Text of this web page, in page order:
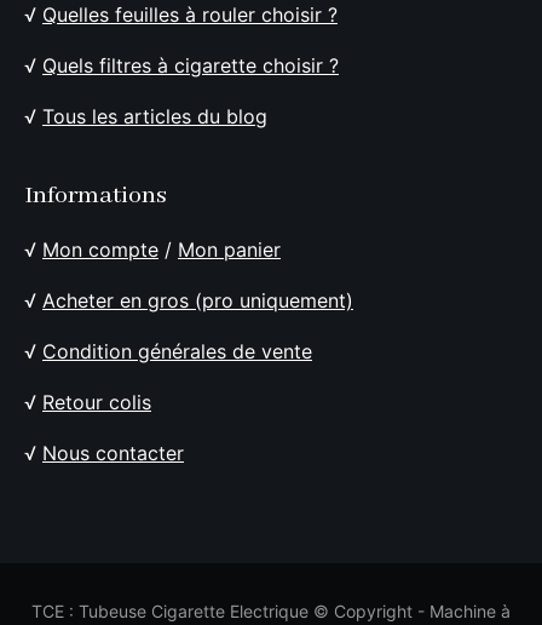
√ Quelles feuilles à rouler choisir ?
√ Quels filtres à cigarette choisir ?
√ Tous les articles du blog
Informations
√ Mon compte / Mon panier
√ Acheter en gros (pro uniquement)
√ Condition générales de vente
√ Retour colis
√ Nous contacter
TCE : Tubeuse Cigarette Electrique © Copyright - Machine à